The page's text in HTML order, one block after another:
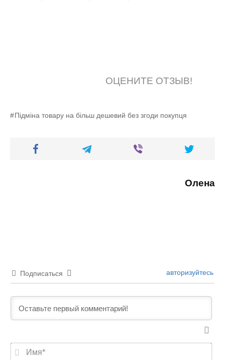
ОЦЕНИТЕ ОТЗЫВ!
Підміна товару на більш дешевий без згоди покупця
Олена
Подписаться авторизуйтесь
И